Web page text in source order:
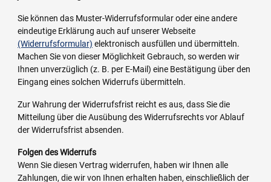
Sie können das Muster-Widerrufsformular oder eine andere
eindeutige Erklärung auch auf unserer Webseite
(Widerrufsformular) elektronisch ausfüllen und übermitteln.
Machen Sie von dieser Möglichkeit Gebrauch, so werden wir
Ihnen unverzüglich (z. B. per E-Mail) eine Bestätigung über den
Eingang eines solchen Widerrufs übermitteln.
Zur Wahrung der Widerrufsfrist reicht es aus, dass Sie die
Mitteilung über die Ausübung des Widerrufsrechts vor Ablauf
der Widerrufsfrist absenden.
Folgen des Widerrufs
Wenn Sie diesen Vertrag widerrufen, haben wir Ihnen alle
Zahlungen, die wir von Ihnen erhalten haben, einschließlich der